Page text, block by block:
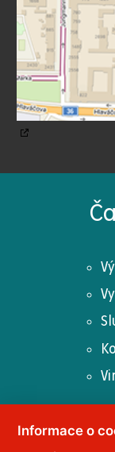
Informace o